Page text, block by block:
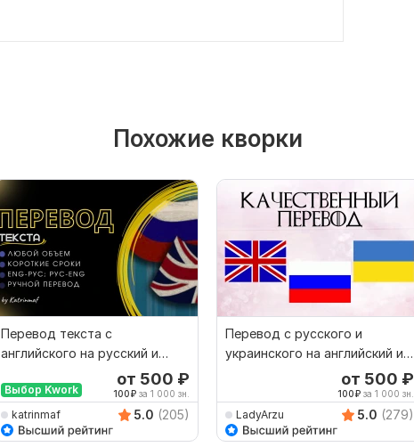
Похожие кворки
Перевод текста с
английского на русский и
Выбор Kwork
от 500 ₽
100₽ за 1 000 зн.
katrinmaf 5.0 (205)
Перевод с русского и
украинского на английский и
от 500 ₽
100₽ за 1 000 зн.
LadyArzu 5.0 (279)